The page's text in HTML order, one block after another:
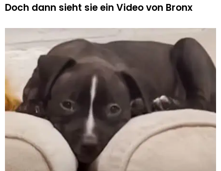
Doch dann sieht sie ein Video von Bronx